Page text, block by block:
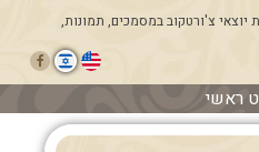
יוצאי צ'ורטקוב במסמכים, תמונות,
ראשי